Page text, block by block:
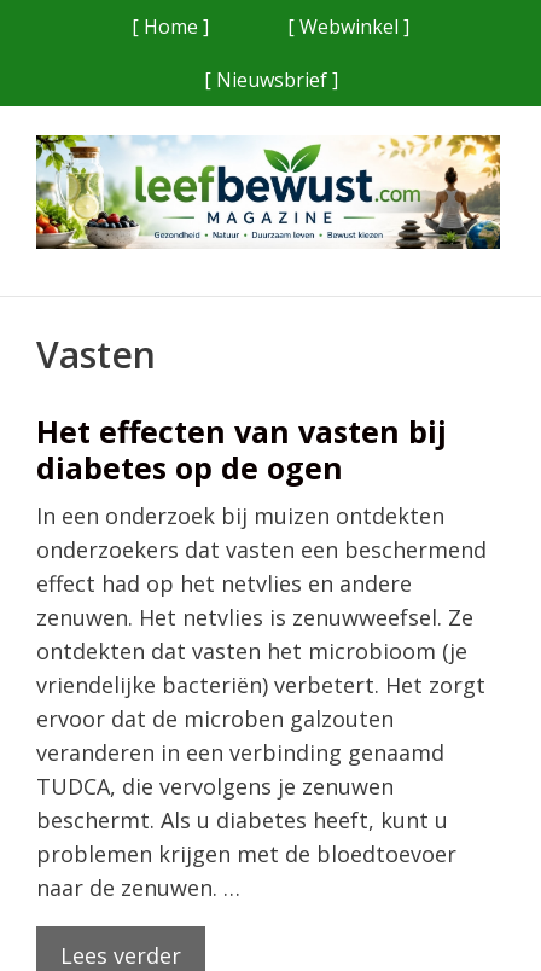
[ Home ]
[ Webwinkel ]
[ Nieuwsbrief ]
Vasten
Het effecten van vasten bij
diabetes op de ogen
In een onderzoek bij muizen ontdekten
onderzoekers dat vasten een beschermend
effect had op het netvlies en andere
zenuwen. Het netvlies is zenuwweefsel. Ze
ontdekten dat vasten het microbioom (je
vriendelijke bacteriën) verbetert. Het zorgt
ervoor dat de microben galzouten
veranderen in een verbinding genaamd
TUDCA, die vervolgens je zenuwen
beschermt. Als u diabetes heeft, kunt u
problemen krijgen met de bloedtoevoer
naar de zenuwen. …
Lees verder